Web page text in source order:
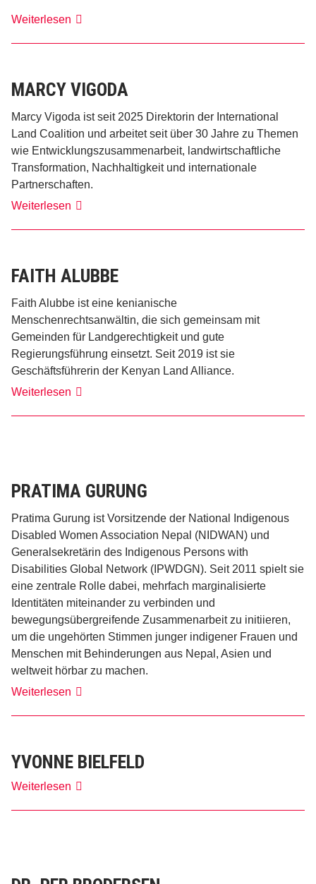
Weiterlesen Stacia
MARCY VIGODA
Marcy Vigoda ist seit 2025 Direktorin der International
Land Coalition und arbeitet seit über 30 Jahre zu Themen
wie Entwicklungszusammenarbeit, landwirtschaftliche
Transformation, Nachhaltigkeit und internationale
Partnerschaften.
Weiterlesen Marcy
FAITH ALUBBE
Faith Alubbe ist eine kenianische
Menschenrechtsanwältin, die sich gemeinsam mit
Gemeinden für Landgerechtigkeit und gute
Regierungsführung einsetzt. Seit 2019 ist sie
Geschäftsführerin der Kenyan Land Alliance.
Weiterlesen Faith
PRATIMA GURUNG
Pratima Gurung ist Vorsitzende der National Indigenous
Disabled Women Association Nepal (NIDWAN) und
Generalsekretärin des Indigenous Persons with
Disabilities Global Network (IPWDGN). Seit 2011 spielt sie
eine zentrale Rolle dabei, mehrfach marginalisierte
Identitäten miteinander zu verbinden und
bewegungsübergreifende Zusammenarbeit zu initiieren,
um die ungehörten Stimmen junger indigener Frauen und
Menschen mit Behinderungen aus Nepal, Asien und
weltweit hörbar zu machen.
Weiterlesen Pratima
YVONNE BIELFELD
Weiterlesen Yvonne